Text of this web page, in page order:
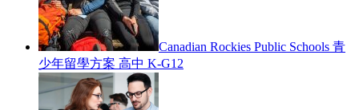
Canadian Rockies Public Schools 青
少年留學方案 高中 K-G12